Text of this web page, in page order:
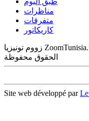
مناظرات
متفرقات
كاريكاتور
زووم تونيزيا ZoomTunisia.tn جريدة إلكترونية جامعة - © 2019 جميع
الحقوق محفوظة
Site web développé par